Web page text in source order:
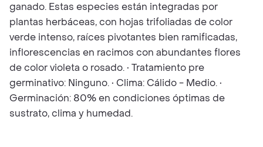
ganado. Estas especies están integradas por
plantas herbáceas, con hojas trifoliadas de color
verde intenso, raíces pivotantes bien ramificadas,
inflorescencias en racimos con abundantes flores
de color violeta o rosado. • Tratamiento pre
germinativo: Ninguno. • Clima: Cálido - Medio. •
Germinación: 80% en condiciones óptimas de
sustrato, clima y humedad.